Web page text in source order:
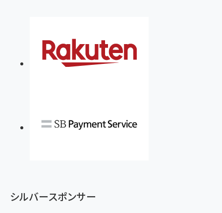
シルバースポンサー